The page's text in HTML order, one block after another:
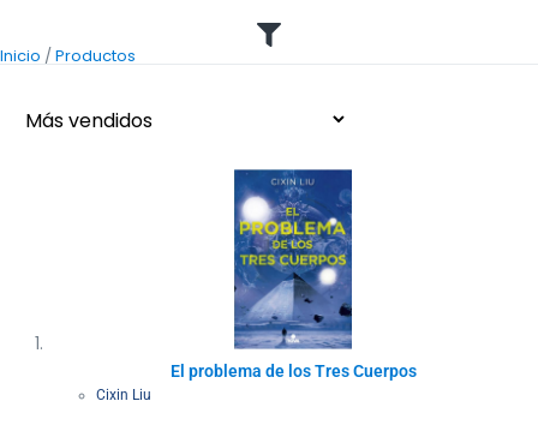
Inicio /Productos
El problema de los Tres Cuerpos
Cixin Liu